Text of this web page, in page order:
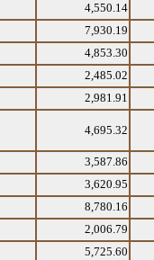
4,550.14
7,930.19
4,853.30
2,485.02
2,981.91
4,695.32
3,587.86
3,620.95
8,780.16
2,006.79
5,725.60